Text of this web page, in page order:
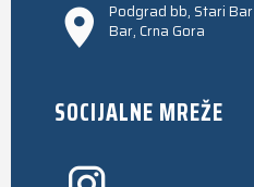
Podgrad bb, Stari Bar
Bar, Crna Gora
SOCIJALNE MREŽE